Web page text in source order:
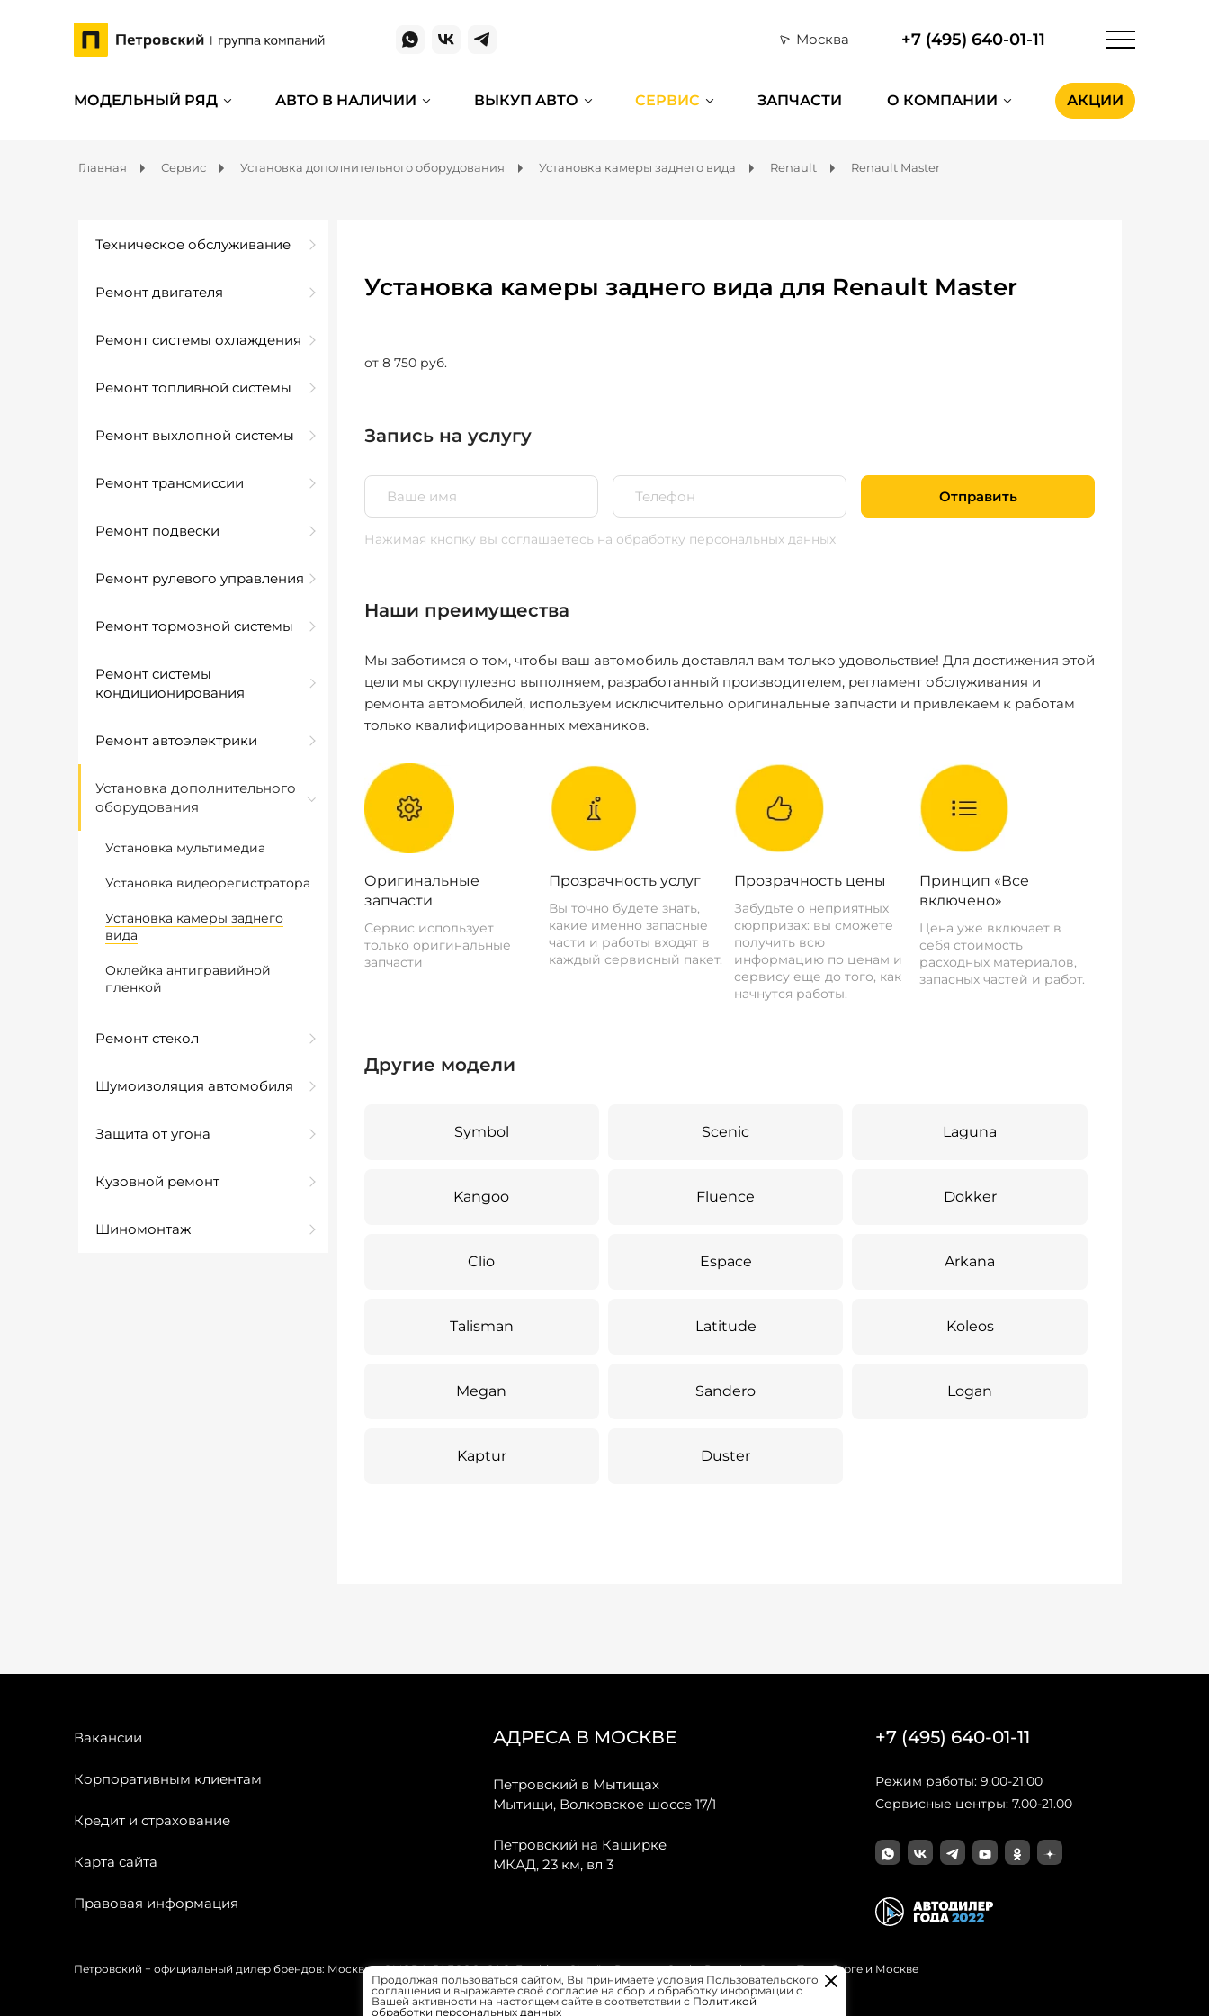
Москва +7 (495) 640-01-11
МОДЕЛЬНЫЙ РЯД АВТО В НАЛИЧИИ ВЫКУП АВТО СЕРВИС ЗАПЧАСТИ О КОМПАНИИ АКЦИИ
Главная Сервис Установка дополнительного оборудования Установка камеры заднего вида Renault Renault Master
Техническое обслуживание
Ремонт двигателя
Ремонт системы охлаждения
Ремонт топливной системы
Ремонт выхлопной системы
Ремонт трансмиссии
Ремонт подвески
Ремонт рулевого управления
Ремонт тормозной системы
Ремонт системы
кондиционирования
Ремонт автоэлектрики
Установка дополнительного
оборудования
Установка мультимедиа
Установка видеорегистратора
Установка камеры заднего
вида
Оклейка антигравийной
пленкой
Ремонт стекол
Шумоизоляция автомобиля
Защита от угона
Кузовной ремонт
Шиномонтаж
Установка камеры заднего вида для Renault Master
от 8 750 руб.
Запись на услугу
Отправить
Нажимая кнопку вы соглашаетесь на обработку персональных данных
Наши преимущества
Мы заботимся о том, чтобы ваш автомобиль доставлял вам только удовольствие! Для достижения этой
цели мы скрупулезно выполняем, разработанный производителем, регламент обслуживания и
ремонта автомобилей, используем исключительно оригинальные запчасти и привлекаем к работам
только квалифицированных механиков.
Оригинальные
запчасти
Сервис использует
только оригинальные
запчасти
Прозрачность услуг
Вы точно будете знать,
какие именно запасные
части и работы входят в
каждый сервисный пакет.
Прозрачность цены
Забудьте о неприятных
сюрпризах: вы сможете
получить всю
информацию по ценам и
сервису еще до того, как
начнутся работы.
Принцип «Все
включено»
Цена уже включает в
себя стоимость
расходных материалов,
запасных частей и работ.
Другие модели
Symbol Scenic Laguna
Kangoo Fluence Dokker
Clio Espace Arkana
Talisman Latitude Koleos
Megan Sandero Logan
Kaptur Duster
Вакансии
Корпоративным клиентам
Кредит и страхование
Карта сайта
Правовая информация
АДРЕСА В МОСКВЕ
Петровский в Мытищах
Мытищи, Волковское шоссе 17/1
Петровский на Каширке
МКАД, 23 км, вл 3
+7 (495) 640-01-11
Режим работы: 9.00-21.00
Сервисные центры: 7.00-21.00
Петровский − официальный дилер брендов: Москвич, OMODA, JAECOO, GAC, Forthing, Citroёn, Peugeot, Opel и Renault в Санкт-Петербурге и Москве
Продолжая пользоваться сайтом, Вы принимаете условия Пользовательского
соглашения и выражаете своё согласие на сбор и обработку информации о
Вашей активности на настоящем сайте в соответствии с Политикой
обработки персональных данных